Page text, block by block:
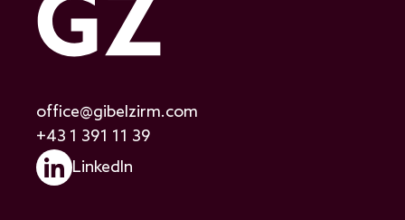
office@gibelzirm.com
+43 1 391 11 39
LinkedIn